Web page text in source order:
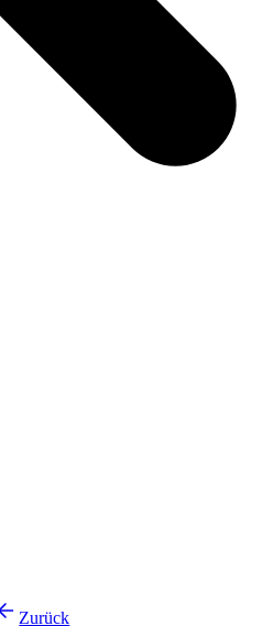
Zurück